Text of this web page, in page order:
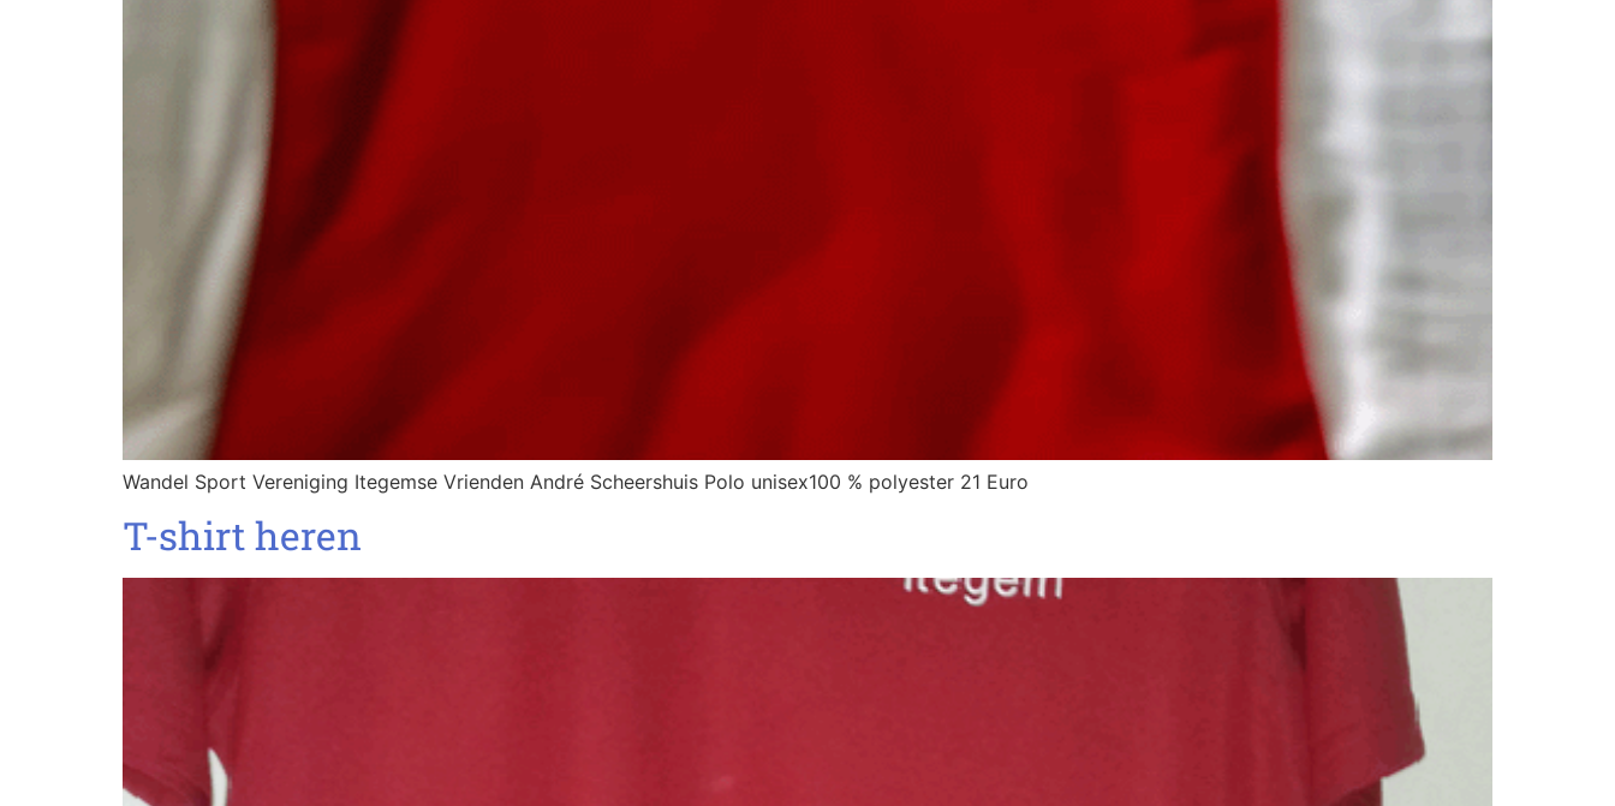
Wandel Sport Vereniging Itegemse Vrienden André Scheershuis Polo unisex100 % polyester 21 Euro
T-shirt heren